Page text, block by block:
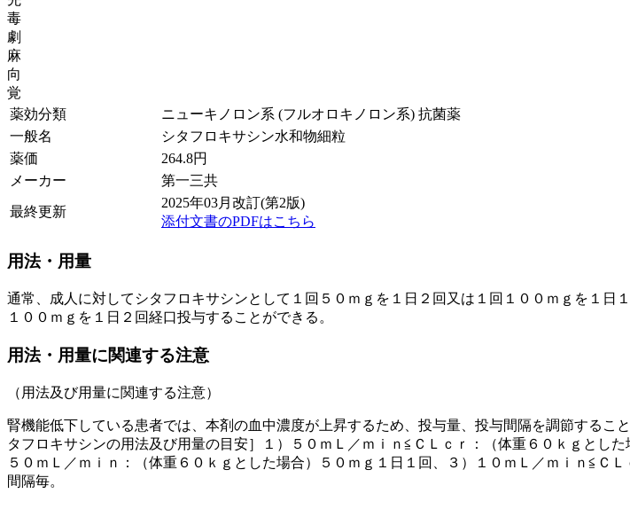
毒
劇
麻
向
覚
薬効分類
ニューキノロン系 (フルオロキノロン系) 抗菌薬
一般名
シタフロキサシン水和物細粒
薬価
264.8円
メーカー
第一三共
最終更新
2025年03月改訂(第2版)
添付文書のPDFはこちら
用法・用量
通常、成人に対してシタフロキサシンとして１回５０ｍｇを１日２回又は１回１００ｍｇを１
１００ｍｇを１日２回経口投与することができる。
用法・用量に関連する注意
（用法及び用量に関連する注意）
腎機能低下している患者では、本剤の血中濃度が上昇するため、投与量、投与間隔を調節する
タフロキサシンの用法及び用量の目安］１）５０ｍＬ／ｍｉｎ≦ＣＬｃｒ：（体重６０ｋｇとし
５０ｍＬ／ｍｉｎ：（体重６０ｋｇとした場合）５０ｍｇ１日１回、３）１０ｍＬ／ｍｉｎ≦Ｃ
間隔毎。